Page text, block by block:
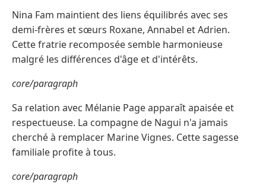
Nina Fam maintient des liens équilibrés avec ses
demi-frères et sœurs Roxane, Annabel et Adrien.
Cette fratrie recomposée semble harmonieuse
malgré les différences d'âge et d'intérêts.
core/paragraph
Sa relation avec Mélanie Page apparaît apaisée et
respectueuse. La compagne de Nagui n'a jamais
cherché à remplacer Marine Vignes. Cette sagesse
familiale profite à tous.
core/paragraph